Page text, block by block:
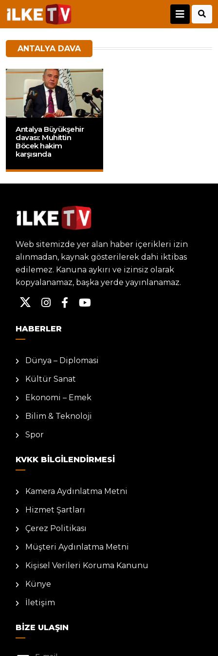
ANTALYA DAVA
Antalya Büyükşehir
davası: Muhittin
Böcek hakim
karşısında
Web sitemizde yer alan haber içerikleri izin
alınmadan, kaynak gösterilerek dahi iktibas
edilemez. Kanuna aykırı ve izinsiz olarak
kopyalanamaz, başka yerde yayınlanamaz.
HABERLER
Dünya – Diplomasi
Kültür Sanat
Ekonomi – Emek
Bilim & Teknoloji
Spor
KVKK BILGILENDIRMESI
Kamera Aydınlatma Metni
Hizmet Şartları
Çerez Politikası
Müşteri Aydınlatma Metni
Kişisel Verileri Koruma Kanunu
Künye
İletişim
BIZE ULAŞIN